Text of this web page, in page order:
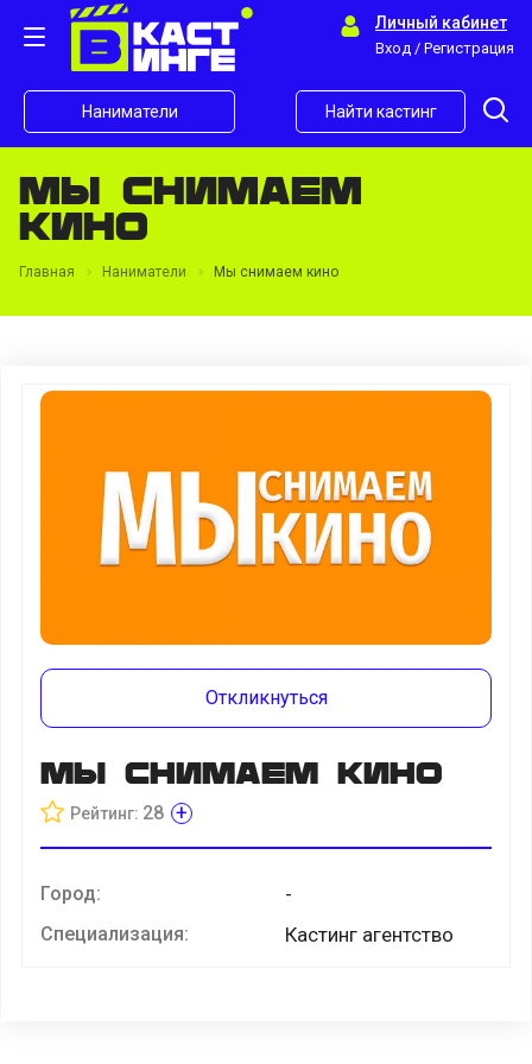
Личный кабинет
Вход / Регистрация
Наниматели Найти кастинг
Мы снимаем
кино
Главная Наниматели Мы снимаем кино
Откликнуться
Мы снимаем кино
Рейтинг: 28 +
Город: -
Специализация: Кастинг агентство